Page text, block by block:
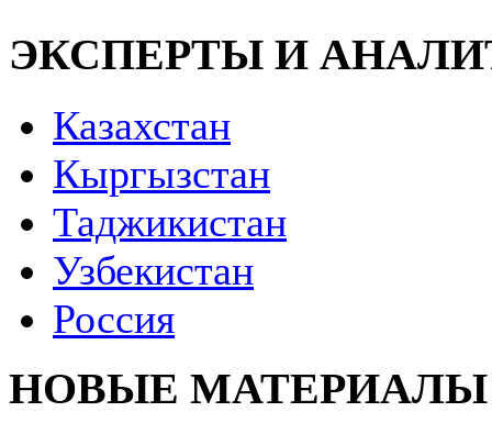
ЭКСПЕРТЫ И
Казахстан
Кыргызстан
Таджикистан
Узбекистан
Россия
НОВЫЕ МАТЕРИАЛЫ